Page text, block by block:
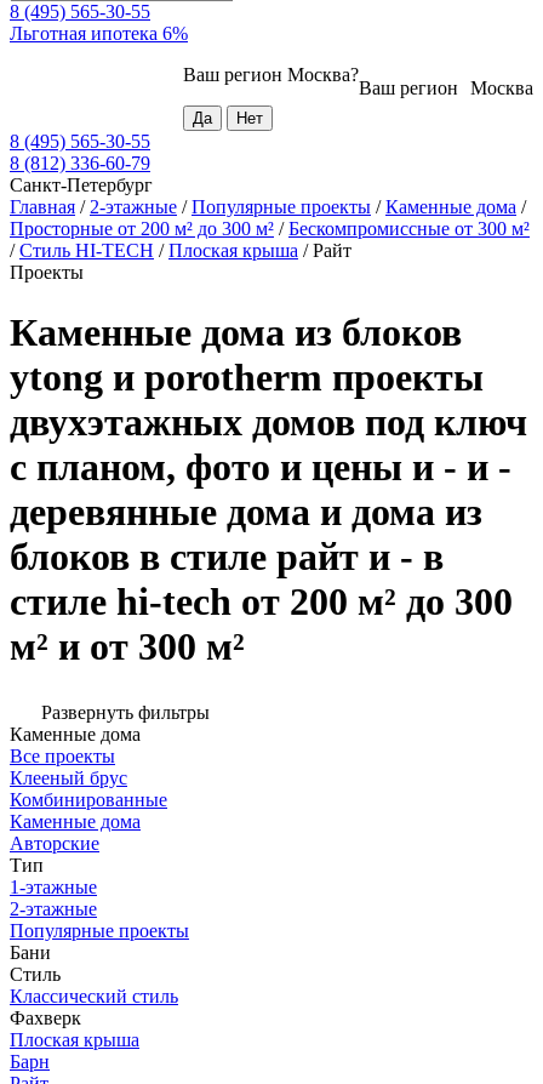
8 (495) 565-30-55
Льготная ипотека 6%
Москва
Ваш регион
Ваш регион Москва?
8 (495) 565-30-55
8 (812) 336-60-79
Санкт-Петербург
Главная / 2-этажные /Популярные проекты /Каменные дома /
Просторные от 200 м² до 300 м² /Бескомпромиссные от 300 м²
/Стиль HI-TECH /Плоская крыша /Райт
Проекты
Каменные дома из блоков
ytong и porotherm проекты
двухэтажных домов под ключ
с планом, фото и цены и - и -
деревянные дома и дома из
блоков в стиле райт и - в
стиле hi-tech от 200 м² до 300
м² и от 300 м²
Развернуть фильтры
Каменные дома
Все проекты
Клееный брус
Комбинированные
Каменные дома
Авторские
Тип
1-этажные
2-этажные
Популярные проекты
Бани
Стиль
Классический стиль
Фахверк
Плоская крыша
Барн